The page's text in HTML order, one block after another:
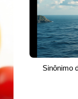
Sinônimo